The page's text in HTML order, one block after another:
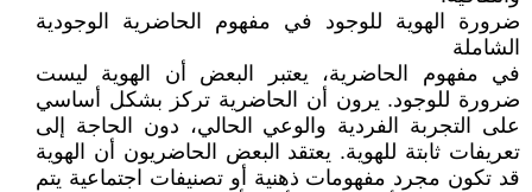
ضرورة الهوية للوجود في مفهوم الحاضرية الوجودية
الشاملة
في مفهوم الحاضرية، يعتبر البعض أن الهوية ليست
ضرورة للوجود. يرون أن الحاضرية تركز بشكل أساسي
على التجربة الفردية والوعي الحالي، دون الحاجة إلى
تعريفات ثابتة للهوية. يعتقد البعض الحاضريون أن الهوية
قد تكون مجرد مفهومات ذهنية أو تصنيفات اجتماعية يتم